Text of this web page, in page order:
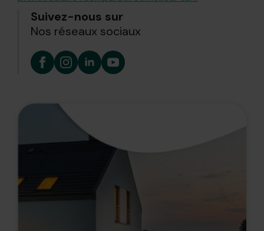
Suivez-nous sur
Nos réseaux sociaux